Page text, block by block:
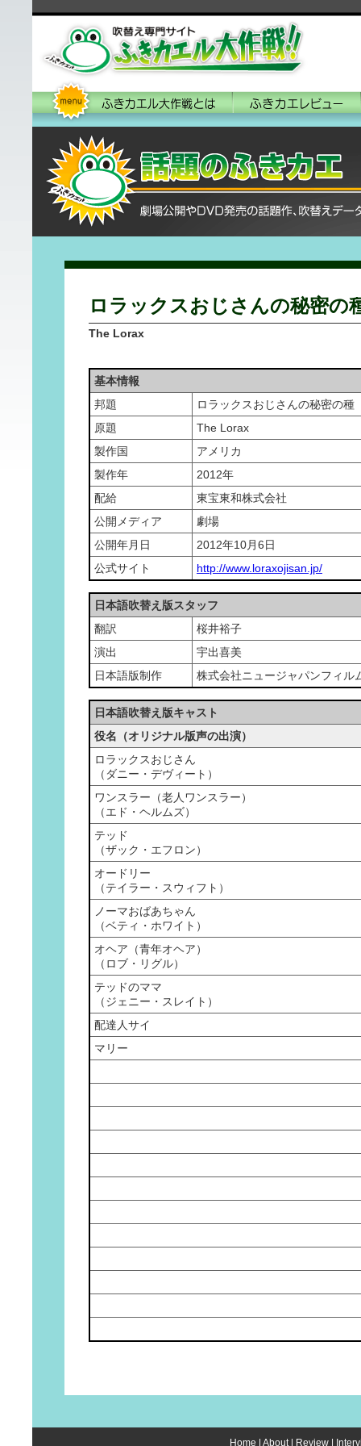
ロラックスおじさんの秘密の
The Lorax
基本情報
邦題
ロラックスおじさんの秘密の種
原題
The Lorax
製作国
アメリカ
製作年
2012年
配給
東宝東和株式会社
公開メディア
劇場
公開年月日
2012年10月6日
公式サイト
http://www.loraxojisan.jp/
日本語吹替え版スタッフ
翻訳
桜井裕子
演出
宇出喜美
日本語版制作
株式会社ニュージャパンフィル
日本語吹替え版キャスト
役名（オリジナル版声の出演）
ロラックスおじさん
（ダニー・デヴィート）
ワンスラー（老人ワンスラー）
（エド・ヘルムズ）
テッド
（ザック・エフロン）
オードリー
（テイラー・スウィフト）
ノーマおばあちゃん
（ベティ・ホワイト）
オヘア（青年オヘア）
（ロブ・リグル）
テッドのママ
（ジェニー・スレイト）
配達人サイ
マリー
Home About| Review